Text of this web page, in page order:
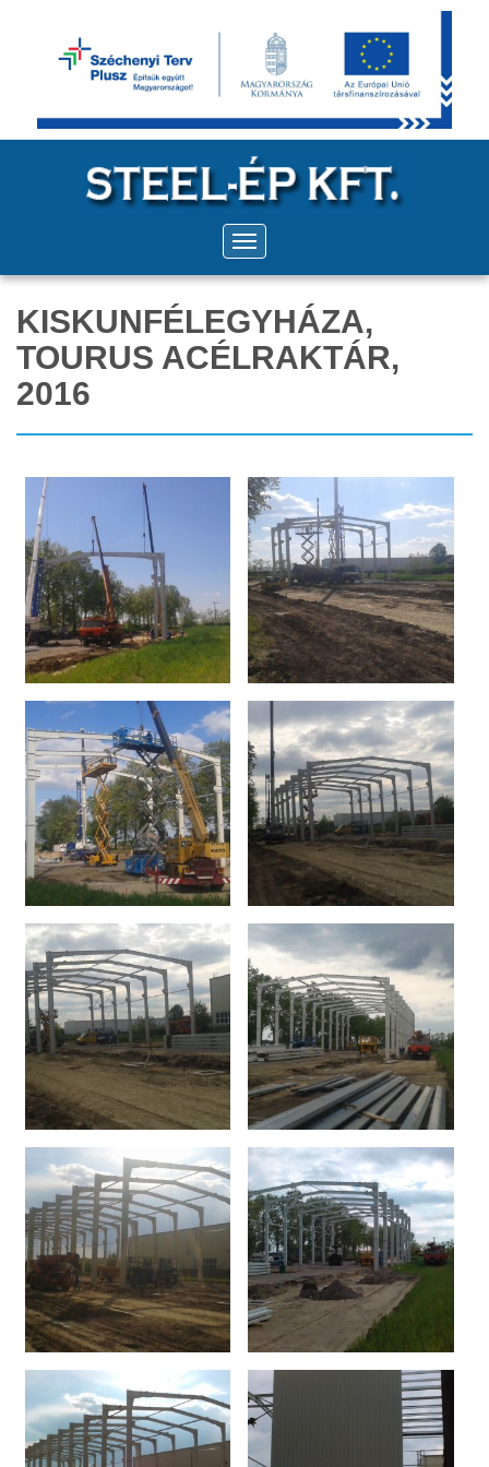
KISKUNFÉLEGYHÁZA,
TOURUS ACÉLRAKTÁR,
2016